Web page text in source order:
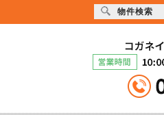
物件検索